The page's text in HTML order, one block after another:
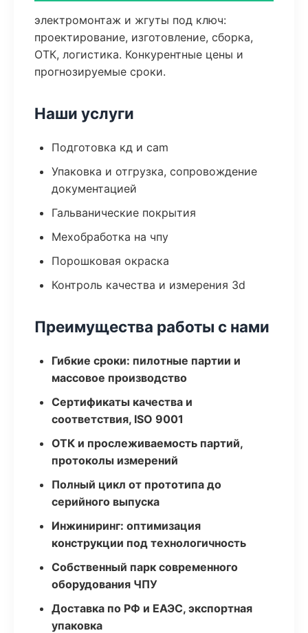
электромонтаж и жгуты под ключ:
проектирование, изготовление, сборка,
ОТК, логистика. Конкурентные цены и
прогнозируемые сроки.
Наши услуги
Подготовка кд и cam
Упаковка и отгрузка, сопровождение
документацией
Гальванические покрытия
Мехобработка на чпу
Порошковая окраска
Контроль качества и измерения 3d
Преимущества работы с нами
Гибкие сроки: пилотные партии и
массовое производство
Сертификаты качества и
соответствия, ISO 9001
ОТК и прослеживаемость партий,
протоколы измерений
Полный цикл от прототипа до
серийного выпуска
Инжиниринг: оптимизация
конструкции под технологичность
Собственный парк современного
оборудования ЧПУ
Доставка по РФ и ЕАЭС, экспортная
упаковка